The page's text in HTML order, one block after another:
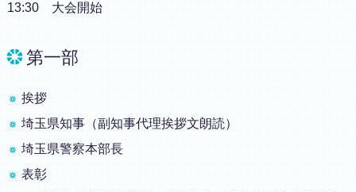
13:30 大会開始
第一部
挨拶
埼玉県知事（副知事代理挨拶文朗読）
埼玉県警察本部長
表彰